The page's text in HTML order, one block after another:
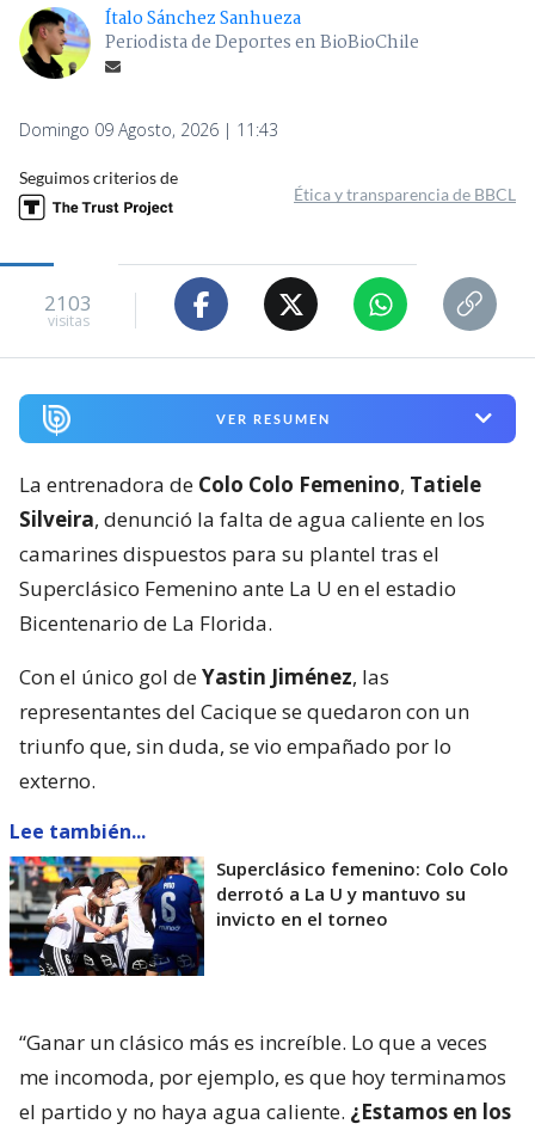
Ítalo Sánchez Sanhueza
Periodista de Deportes en BioBioChile
Domingo 09 Agosto, 2026 | 11:43
Seguimos criterios de
Ética y transparencia de BBCL
2103
visitas
VER RESUMEN
La entrenadora de Colo Colo Femenino, Tatiele
Silveira, denunció la falta de agua caliente en los
camarines dispuestos para su plantel tras el
Superclásico Femenino ante La U en el estadio
Bicentenario de La Florida.
Con el único gol deYastin Jiménez, las
representantes del Cacique se quedaron con un
triunfo que, sin duda, se vio empañado por lo
externo.
Lee también...
Superclásico femenino: Colo Colo
derrotó a La U y mantuvo su
invicto en el torneo
“Ganar un clásico más es increíble. Lo que a veces
me incomoda, por ejemplo, es que hoy terminamos
el partido y no haya agua caliente. ¿Estamos en los